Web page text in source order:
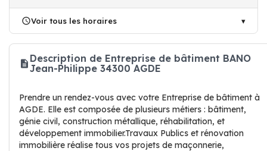
Voir tous les horaires
Description de Entreprise de bâtiment BANO
Jean-Philippe 34300 AGDE
Prendre un rendez-vous avec votre Entreprise de bâtiment à
AGDE. Elle est composée de plusieurs métiers : bâtiment,
génie civil, construction métallique, réhabilitation, et
développement immobilier.Travaux Publics et rénovation
immobilière réalise tous vos projets de maçonnerie,